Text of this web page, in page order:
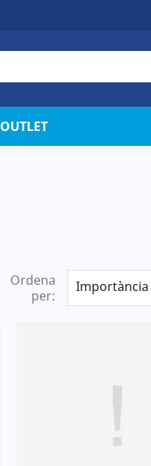
OUTLET
Ordena
per:
Importància